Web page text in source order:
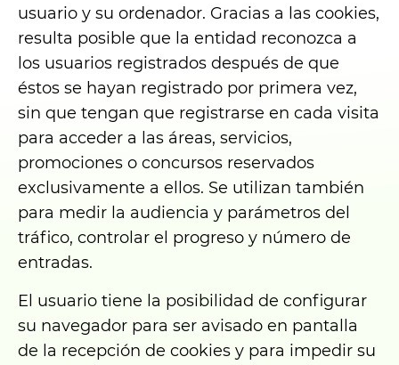
usuario y su ordenador. Gracias a las cookies,
resulta posible que la entidad reconozca a
los usuarios registrados después de que
éstos se hayan registrado por primera vez,
sin que tengan que registrarse en cada visita
para acceder a las áreas, servicios,
promociones o concursos reservados
exclusivamente a ellos. Se utilizan también
para medir la audiencia y parámetros del
tráfico, controlar el progreso y número de
entradas.
El usuario tiene la posibilidad de configurar
su navegador para ser avisado en pantalla
de la recepción de cookies y para impedir su